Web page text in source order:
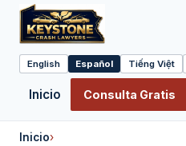
Select
language
English Español Tiếng Việt
Inicio Consulta Gratis
Inicio›